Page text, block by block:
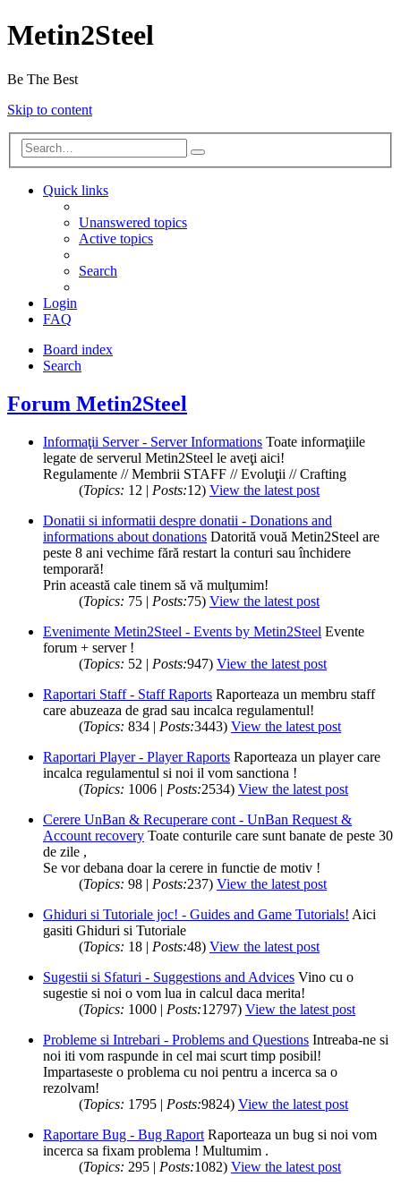
Metin2Steel
Be The Best
Skip to content
Quick links
Unanswered topics
Active topics
Search
Login
FAQ
Board index
Search
Forum Metin2Steel
Informaţii Server - Server Informations Toate informaţiile
legate de serverul Metin2Steel le aveţi aici!
Regulamente // Membrii STAFF // Evoluţii // Crafting
(Topics: 12 | Posts:12) View the latest post
Donatii si informatii despre donatii - Donations and
informations about donations Datorită vouă Metin2Steel are
peste 8 ani vechime fără restart la conturi sau închidere
temporară!
Prin această cale tinem să vă mulţumim!
(Topics: 75 | Posts:75) View the latest post
Evenimente Metin2Steel - Events by Metin2Steel Evente
forum + server !
(Topics: 52 | Posts:947) View the latest post
Raportari Staff - Staff Raports Raporteaza un membru staff
care abuzeaza de grad sau incalca regulamentul!
(Topics: 834 | Posts:3443) View the latest post
Raportari Player - Player Raports Raporteaza un player care
incalca regulamentul si noi il vom sanctiona !
(Topics: 1006 | Posts:2534) View the latest post
Cerere UnBan & Recuperare cont - UnBan Request &
Account recovery Toate conturile care sunt banate de peste 30
de zile ,
Se vor debana doar la cerere in functie de motiv !
(Topics: 98 | Posts:237) View the latest post
Ghiduri si Tutoriale joc! - Guides and Game Tutorials! Aici
gasiti Ghiduri si Tutoriale
(Topics: 18 | Posts:48) View the latest post
Sugestii si Sfaturi - Suggestions and Advices Vino cu o
sugestie si noi o vom lua in calcul daca merita!
(Topics: 1000 | Posts:12797) View the latest post
Probleme si Intrebari - Problems and Questions Intreaba-ne si
noi iti vom raspunde in cel mai scurt timp posibil!
Impartaseste o problema cu noi pentru a incerca sa o
rezolvam!
(Topics: 1795 | Posts:9824) View the latest post
Raportare Bug - Bug Raport Raporteaza un bug si noi vom
incerca sa fixam problema ! Multumim .
(Topics: 295 | Posts:1082) View the latest post